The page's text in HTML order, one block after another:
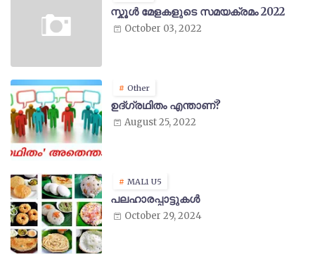
സ്കൂൾ മേളകളുടെ സമയക്രമം 2022
October 03, 2022
Other
ഉദ്ഗ്രഥിതം എന്താണ്?
August 25, 2022
MAL1 U5
പലഹാരപ്പാട്ടുകൾ
October 29, 2024